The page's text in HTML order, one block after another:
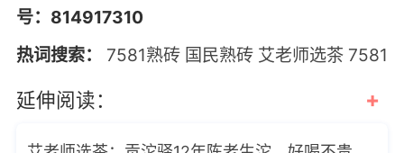
号：814917310
热词搜索：
7581熟砖 国民熟砖 艾老师选茶 7581
延伸阅读： +